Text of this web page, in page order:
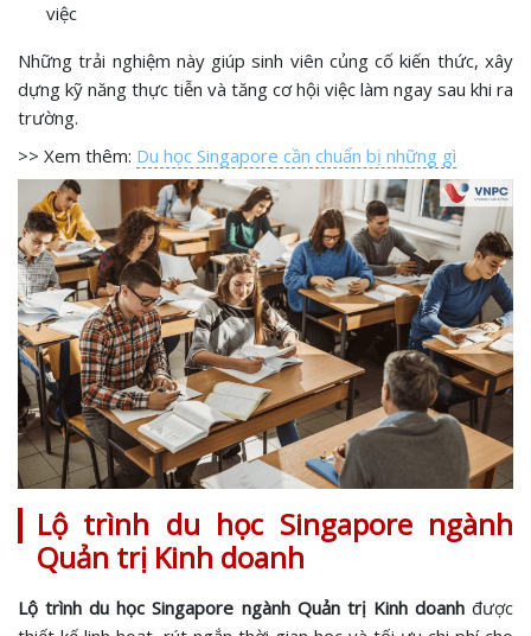
việc
Những trải nghiệm này giúp sinh viên củng cố kiến thức, xây
dựng kỹ năng thực tiễn và tăng cơ hội việc làm ngay sau khi ra
trường.
>> Xem thêm: Du học Singapore cần chuẩn bị những gì
Lộ trình du học Singapore ngành
Quản trị Kinh doanh
Lộ trình du học Singapore ngành Quản trị Kinh doanhđược